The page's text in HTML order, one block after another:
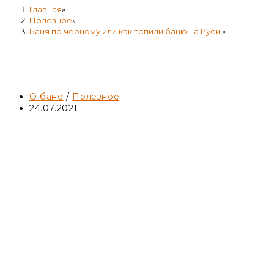
Главная»
Полезное»
Баня по черному или как топили баню на Руси. »
Рубрика
записи:
О бане / Полезное
Запись
24.07.2021